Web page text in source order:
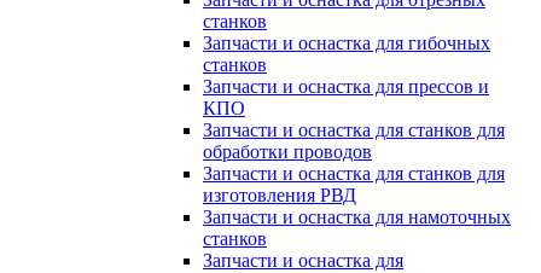
станков
Запчасти и оснастка для гибочных
станков
Запчасти и оснастка для прессов и
КПО
Запчасти и оснастка для станков для
обработки проводов
Запчасти и оснастка для станков для
изготовления РВД
Запчасти и оснастка для намоточных
станков
Запчасти и оснастка для